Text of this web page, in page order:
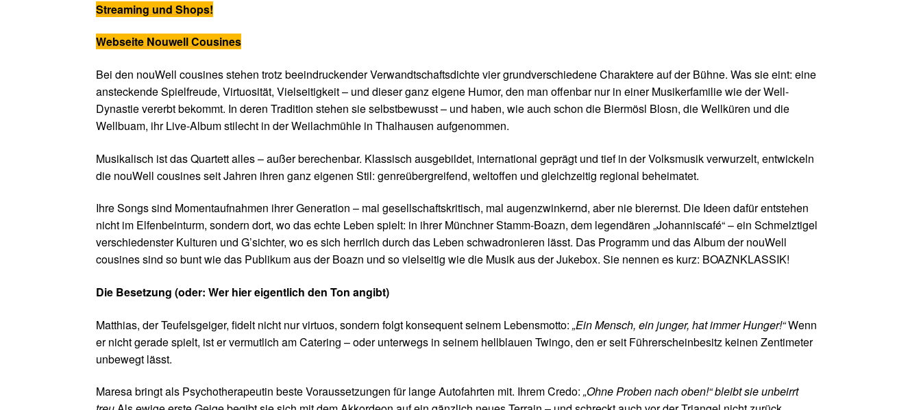
Streaming und Shops!
Webseite Nouwell Cousines
Bei den nouWell cousines stehen trotz beeindruckender Verwandtschaftsdichte vier grundverschiedene Charaktere auf der Bühne. Was sie eint: eine
ansteckende Spielfreude, Virtuosität, Vielseitigkeit – und dieser ganz eigene Humor, den man offenbar nur in einer Musikerfamilie wie der Well-
Dynastie vererbt bekommt. In deren Tradition stehen sie selbstbewusst – und haben, wie auch schon die Biermösl Blosn, die Wellküren und die
Wellbuam, ihr Live-Album stilecht in der Weilachmühle in Thalhausen aufgenommen.
Musikalisch ist das Quartett alles – außer berechenbar. Klassisch ausgebildet, international geprägt und tief in der Volksmusik verwurzelt, entwickeln
die nouWell cousines seit Jahren ihren ganz eigenen Stil: genreübergreifend, weltoffen und gleichzeitig regional beheimatet.
Ihre Songs sind Momentaufnahmen ihrer Generation – mal gesellschaftskritisch, mal augenzwinkernd, aber nie bierernst. Die Ideen dafür entstehen
nicht im Elfenbeinturm, sondern dort, wo das echte Leben spielt: in ihrer Münchner Stamm-Boazn, dem legendären „Johanniscafé“ – ein Schmelztigel
verschiedenster Kulturen und G’sichter, wo es sich herrlich durch das Leben schwadronieren lässt. Das Programm und das Album der nouWell
cousines sind so bunt wie das Publikum aus der Boazn und so vielseitig wie die Musik aus der Jukebox. Sie nennen es kurz: BOAZNKLASSIK!
Die Besetzung (oder: Wer hier eigentlich den Ton angibt)
Matthias, der Teufelsgeiger, fidelt nicht nur virtuos, sondern folgt konsequent seinem Lebensmotto:„Ein Mensch, ein junger, hat immer Hunger!“Wenn
er nicht gerade spielt, ist er vermutlich am Catering – oder unterwegs in seinem hellblauen Twingo, den er seit Führerscheinbesitz keinen Zentimeter
unbewegt lässt.
Maresa bringt als Psychotherapeutin beste Voraussetzungen für lange Autofahrten mit. Ihrem Credo:„Ohne Proben nach oben!“ bleibt sie unbeirrt